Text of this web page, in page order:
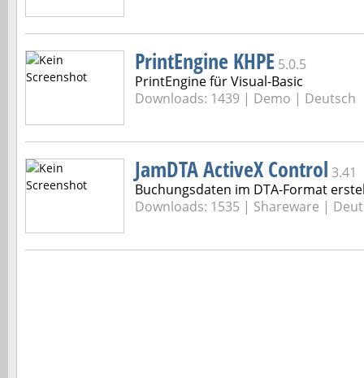
PrintEngine KHPE 5.0.5
PrintEngine für Visual-Basic
Downloads: 1439 | Demo | Deutsch
JamDTA ActiveX Control 3.41
Buchungsdaten im DTA-Format
Downloads: 1535 | Shareware |